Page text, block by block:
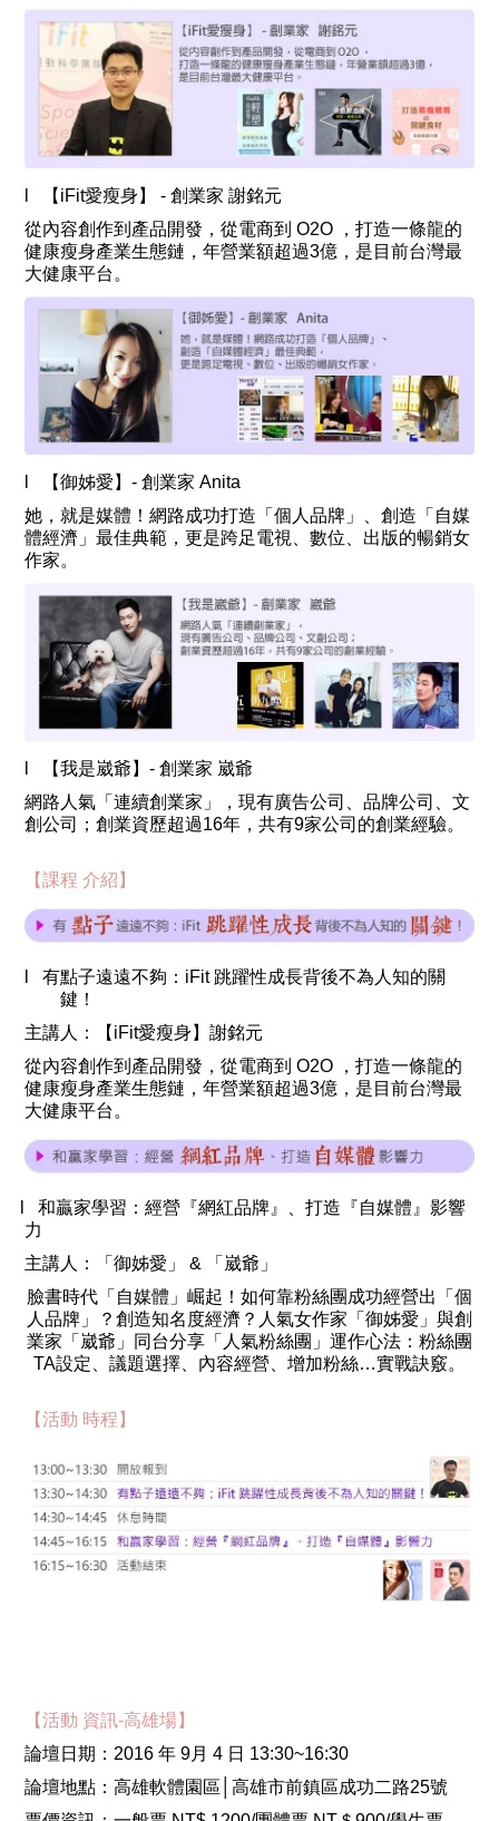
l 【iFit愛瘦身】 - 創業家 謝銘元
從內容創作到產品開發，從電商到 O2O ，打造一條龍的
健康瘦身產業生態鏈，年營業額超過3億，是目前台灣最
大健康平台。
l 【御姊愛】- 創業家 Anita
她，就是媒體！網路成功打造「個人品牌」、創造「自媒
體經濟」最佳典範，更是跨足電視、數位、出版的暢銷女
作家。
l 【我是崴爺】- 創業家 崴爺
網路人氣「連續創業家」，現有廣告公司、品牌公司、文
創公司；創業資歷超過16年，共有9家公司的創業經驗。
【課程 介紹】
l 有點子遠遠不夠：iFit 跳躍性成長背後不為人知的關
鍵！
主講人：【iFit愛瘦身】謝銘元
從內容創作到產品開發，從電商到 O2O ，打造一條龍的
健康瘦身產業生態鏈，年營業額超過3億，是目前台灣最
大健康平台。
和贏家學習：經營『網紅品牌』、打造『自媒體』影響
力
主講人：「御姊愛」 & 「崴爺」
臉書時代「自媒體」崛起！如何靠粉絲團成功經營出「個
人品牌」？創造知名度經濟？人氣女作家「御姊愛」與創
業家「崴爺」同台分享「人氣粉絲團」運作心法：粉絲團
TA設定、議題選擇、內容經營、增加粉絲…實戰訣竅。
【活動 時程】
【活動 資訊-高雄場】
論壇日期：2016 年 9月 4 日 13:30~16:30
論壇地點：高雄軟體園區│高雄市前鎮區成功二路25號